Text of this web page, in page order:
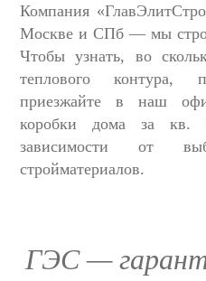
Компания
Москве и СПб — мы
Чтобы узнать, во
теплового контура,
приезжайте в наш
коробки дома за кв.
зависимости от
стройматериалов.
ГЭС —